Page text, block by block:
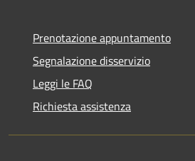
Prenotazione appuntamento
Segnalazione disservizio
Leggi le FAQ
Richiesta assistenza